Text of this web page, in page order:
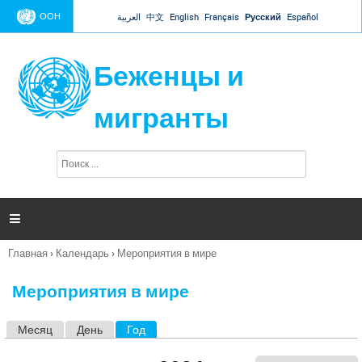
Jump to navigation
ООН العربية 中文 English Français Русский Español
Беженцы и
мигранты
п
и

Вы
Главная › Календарь › Мероприятия в мире
Мероприятия в мире
Месяц День Год